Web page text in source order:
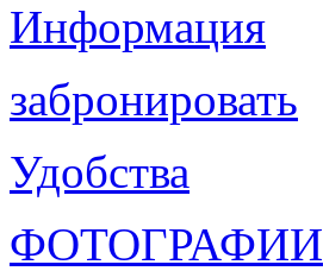
Информация
забронировать
Удобства
ФОТОГРАФИИ